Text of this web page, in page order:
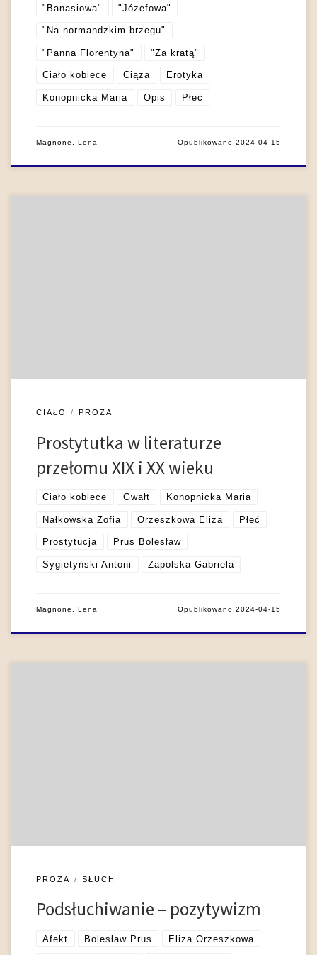
"Banasiowa" "Józefowa"
"Na normandzkim brzegu"
"Panna Florentyna" "Za kratą"
Ciało kobiece Ciąża Erotyka
Konopnicka Maria Opis Płeć
Magnone, Lena Opublikowano2024-04-15
CIAŁO PROZA
Prostytutka w literaturze
przełomu XIX i XX wieku
Ciało kobiece Gwałt Konopnicka Maria
Nałkowska Zofia Orzeszkowa Eliza Płeć
Prostytucja Prus Bolesław
Sygietyński Antoni Zapolska Gabriela
Magnone, Lena Opublikowano2024-04-15
PROZA SŁUCH
Podsłuchiwanie – pozytywizm
Afekt Bolesław Prus Eliza Orzeszkowa